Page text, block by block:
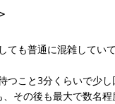
も普通に混雑してい
こと3分くらいで少し
その後も最大で数名